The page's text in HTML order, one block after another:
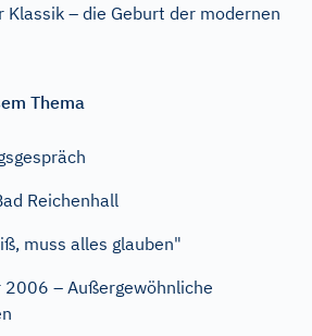
Klassik – die Geburt der modernen
Thema
Reichenhall
muss alles glauben"
2006 – Außergewöhnliche